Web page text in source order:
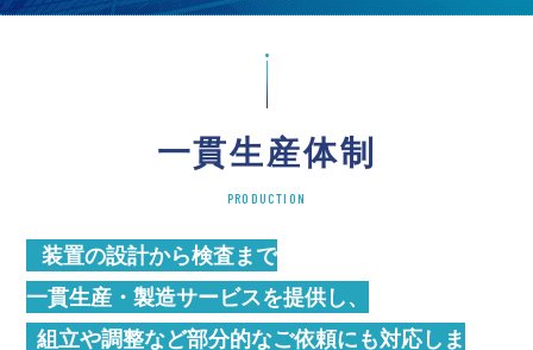
一貫生産体制
PRODUCTION
装置の設計から検査まで
一貫生産・製造サービスを提供し、
組立や調整など部分的なご依頼にも対応しま